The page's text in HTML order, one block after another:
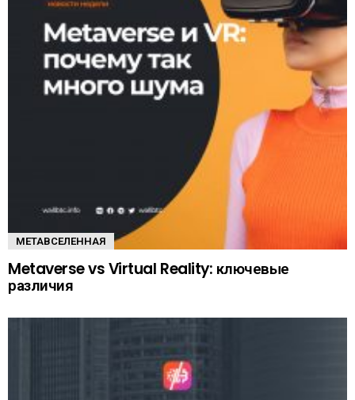
МЕТАВСЕЛЕННАЯ
Metaverse vs Virtual Reality: ключевые
различия